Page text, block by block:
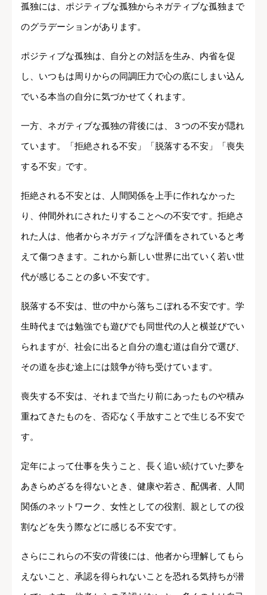
孤独には、ポジティブな孤独からネガティブな孤独まで
のグラデーションがあります。
ポジティブな孤独は、自分との対話を生み、内省を促
し、いつもは周りからの同調圧力で心の底にしまい込ん
でいる本当の自分に気づかせてくれます。
一方、ネガティブな孤独の背後には、３つの不安が隠れ
ています。「拒絶される不安」「脱落する不安」「喪失
する不安」です。
拒絶される不安とは、人間関係を上手に作れなかった
り、仲間外れにされたりすることへの不安です。拒絶さ
れた人は、他者からネガティブな評価をされていると考
えて傷つきます。これから新しい世界に出ていく若い世
代が感じることの多い不安です。
脱落する不安は、世の中から落ちこぼれる不安です。学
生時代までは勉強でも遊びでも同世代の人と横並びでい
られますが、社会に出ると自分の進む道は自分で選び、
その道を歩む途上には競争が待ち受けています。
喪失する不安は、それまで当たり前にあったものや積み
重ねてきたものを、否応なく手放すことで生じる不安で
す。
定年によって仕事を失うこと、長く追い続けていた夢を
あきらめざるを得ないとき、健康や若さ、配偶者、人間
関係のネットワーク、女性としての役割、親としての役
割などを失う際などに感じる不安です。
さらにこれらの不安の背後には、他者から理解してもら
えないこと、承認を得られないことを恐れる気持ちが潜